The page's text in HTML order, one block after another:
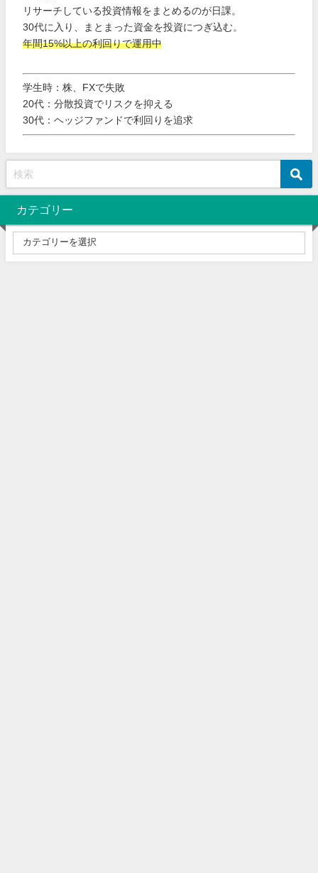
リサーチしている投資情報をまとめるのが日課。
30代に入り、まとまった資金を投資につぎ込む。
年間15%以上の利回りで運用中
学生時：株、FXで失敗
20代：分散投資でリスクを抑える
30代：ヘッジファンドで利回りを追求
カテゴリー